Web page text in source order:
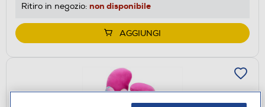
Ritiro in negozio: non disponibile
AGGIUNGI